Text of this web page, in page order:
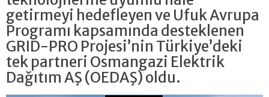
getirmeyi hedefleyen ve Ufuk Avrupa
Programı kapsamında desteklenen
GRID-PRO Projesi’nin Türkiye’deki
tek partneri Osmangazi Elektrik
Dağıtım AŞ (OEDAŞ) oldu.